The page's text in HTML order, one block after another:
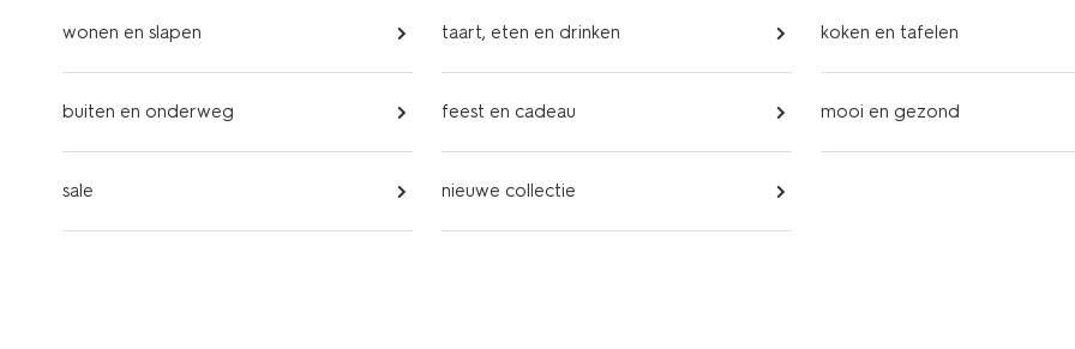
wonen en slapen taart, eten en drinken koken en tafelen
buiten en onderweg feest en cadeau mooi en gezond
sale nieuwe collectie